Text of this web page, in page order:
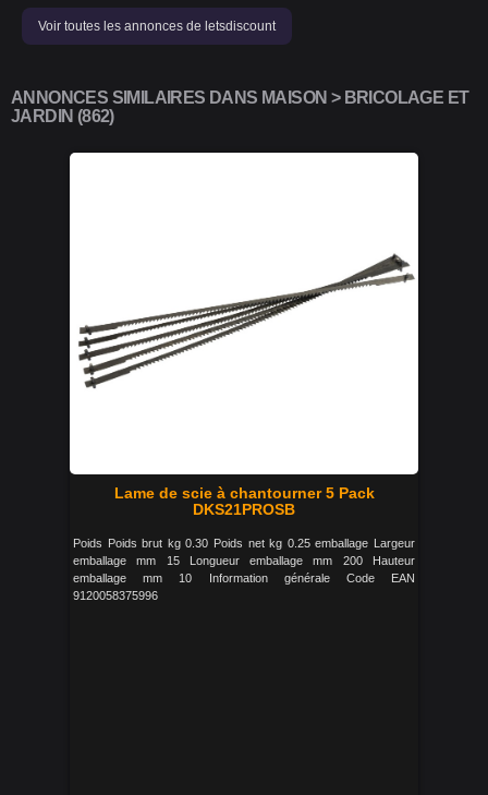
Voir toutes les annonces de letsdiscount
ANNONCES SIMILAIRES DANS MAISON > BRICOLAGE ET
JARDIN (862)
Lame de scie à chantourner 5 Pack
DKS21PROSB
Poids Poids brut kg 0.30 Poids net kg 0.25 emballage Largeur
emballage mm 15 Longueur emballage mm 200 Hauteur
emballage mm 10 Information générale Code EAN
9120058375996